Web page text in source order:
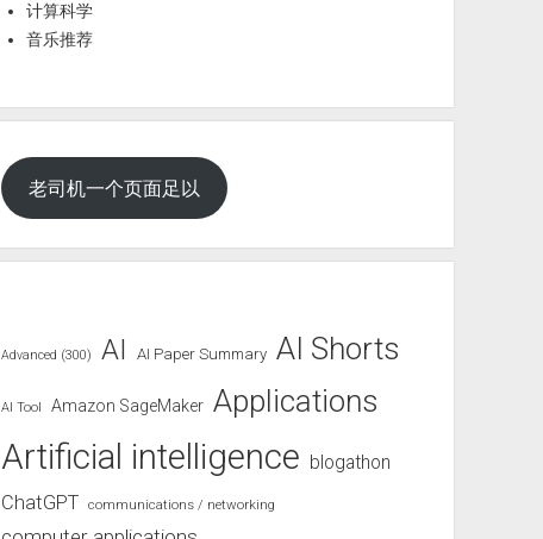
计算科学
音乐推荐
老司机一个页面足以
Advanced (300) AI AI Paper Summary AI Shorts
AI Tool Amazon SageMaker Applications
Artificial intelligence blogathon
ChatGPT communications / networking